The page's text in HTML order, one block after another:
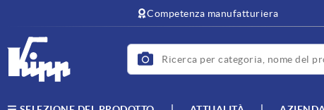
Competenza manufatturiera